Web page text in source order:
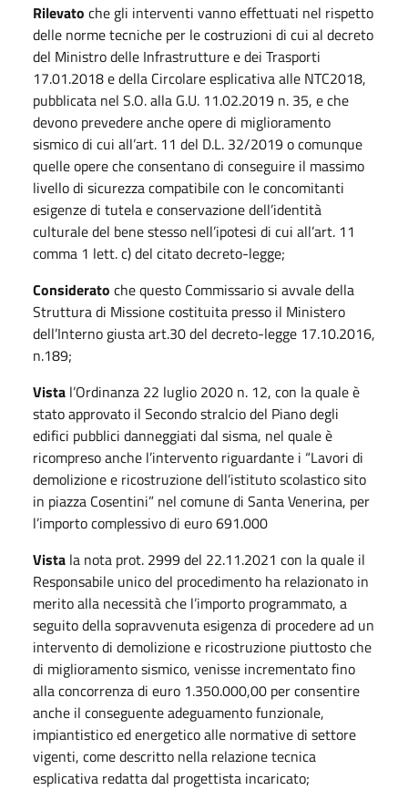
Rilevato che gli interventi vanno effettuati nel rispetto
delle norme tecniche per le costruzioni di cui al decreto
del Ministro delle Infrastrutture e dei Trasporti
17.01.2018 e della Circolare esplicativa alle NTC2018,
pubblicata nel S.O. alla G.U. 11.02.2019 n. 35, e che
devono prevedere anche opere di miglioramento
sismico di cui all’art. 11 del D.L. 32/2019 o comunque
quelle opere che consentano di conseguire il massimo
livello di sicurezza compatibile con le concomitanti
esigenze di tutela e conservazione dell’identità
culturale del bene stesso nell’ipotesi di cui all’art. 11
comma 1 lett. c) del citato decreto-legge;
Considerato che questo Commissario si avvale della
Struttura di Missione costituita presso il Ministero
dell’Interno giusta art.30 del decreto-legge 17.10.2016,
n.189;
Vista l’Ordinanza 22 luglio 2020 n. 12, con la quale è
stato approvato il Secondo stralcio del Piano degli
edifici pubblici danneggiati dal sisma, nel quale è
ricompreso anche l’intervento riguardante i “Lavori di
demolizione e ricostruzione dell’istituto scolastico sito
in piazza Cosentini” nel comune di Santa Venerina, per
l’importo complessivo di euro 691.000
Vista la nota prot. 2999 del 22.11.2021 con la quale il
Responsabile unico del procedimento ha relazionato in
merito alla necessità che l’importo programmato, a
seguito della sopravvenuta esigenza di procedere ad un
intervento di demolizione e ricostruzione piuttosto che
di miglioramento sismico, venisse incrementato fino
alla concorrenza di euro 1.350.000,00 per consentire
anche il conseguente adeguamento funzionale,
impiantistico ed energetico alle normative di settore
vigenti, come descritto nella relazione tecnica
esplicativa redatta dal progettista incaricato;